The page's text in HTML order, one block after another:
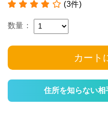
(3件)
数量：
カート
住所を知らない